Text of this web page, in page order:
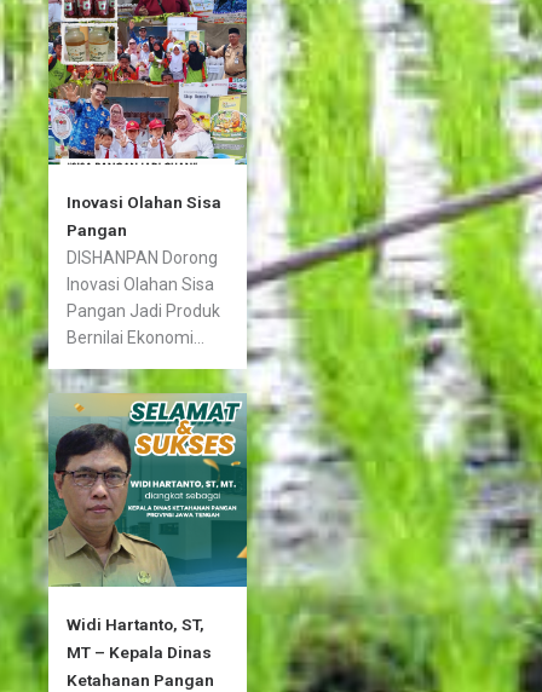
Inovasi Olahan Sisa
Pangan
DISHANPAN Dorong
Inovasi Olahan Sisa
Pangan Jadi Produk
Bernilai Ekonomi...
Widi Hartanto, ST,
MT – Kepala Dinas
Ketahanan Pangan